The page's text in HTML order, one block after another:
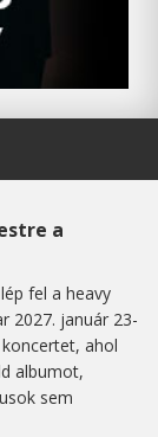
a
fel a heavy
2027. január 23-
ahol
albumot,
sem